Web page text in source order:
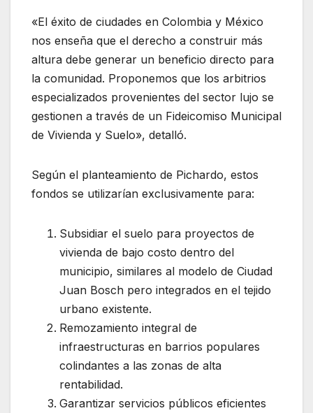
«El éxito de ciudades en Colombia y México
nos enseña que el derecho a construir más
altura debe generar un beneficio directo para
la comunidad. Proponemos que los arbitrios
especializados provenientes del sector lujo se
gestionen a través de un Fideicomiso Municipal
de Vivienda y Suelo», detalló.
Según el planteamiento de Pichardo, estos
fondos se utilizarían exclusivamente para:
Subsidiar el suelo para proyectos de
vivienda de bajo costo dentro del
municipio, similares al modelo de Ciudad
Juan Bosch pero integrados en el tejido
urbano existente.
Remozamiento integral de
infraestructuras en barrios populares
colindantes a las zonas de alta
rentabilidad.
Garantizar servicios públicos eficientes